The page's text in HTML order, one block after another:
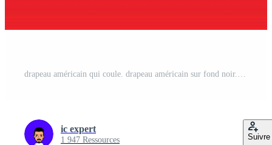
drapeau américain qui coule. drapeau américain sur fond noir. modèle d'illustration vectorielle Vecteur Pro
ic expert
1 947 Ressources Suivre